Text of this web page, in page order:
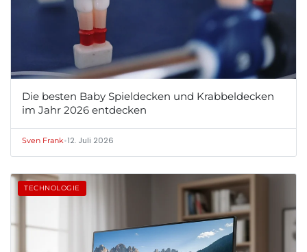
Die besten Baby Spieldecken und Krabbeldecken
im Jahr 2026 entdecken
Sven Frank•12. Juli 2026
TECHNOLOGIE